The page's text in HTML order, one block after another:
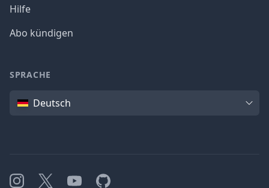
Hilfe
Abo kündigen
SPRACHE
SpracheDeutsch
Instagram
X YouTubeGitHub